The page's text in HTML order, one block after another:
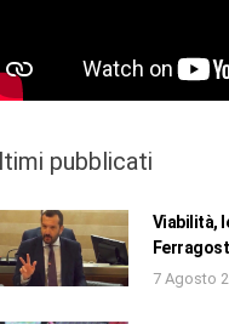
pubblicati
Viabilità,
7 Agosto